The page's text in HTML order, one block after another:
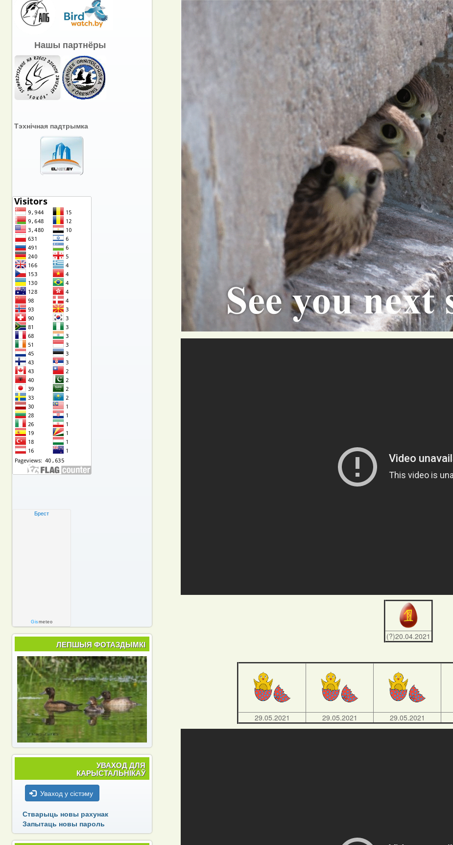
(?)20.04.2021
29.05.2021 29.05.2021 29.05.2021
Нашы партнёры
Тэхнічная падтрымка
Брест
Gismeteo
ЛЕПШЫЯ ФОТАЗДЫМКІ
УВАХОД ДЛЯ
КАРЫСТАЛЬНІКАЎ
Уваход у сістэму
Стварыць новы рахунак
Запытаць новы пароль